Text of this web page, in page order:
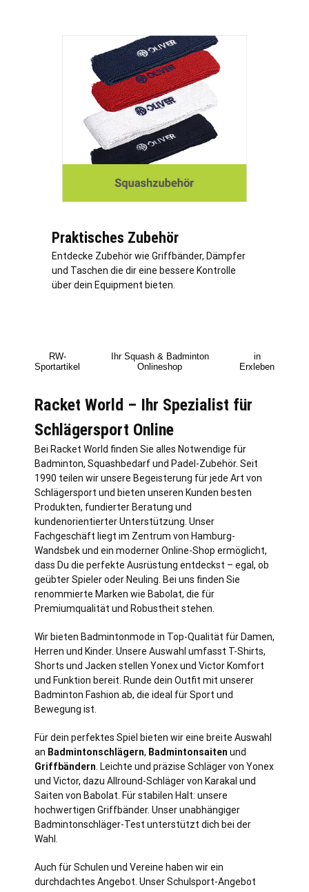
Praktisches Zubehör
Entdecke Zubehör wie Griffbänder, Dämpfer
und Taschen die dir eine bessere Kontrolle
über dein Equipment bieten.
RW-
Sportartikel
Ihr Squash & Badminton
Onlineshop
in
Erxleben
Racket World – Ihr Spezialist für
Schlägersport Online
Bei Racket World finden Sie alles Notwendige für
Badminton, Squashbedarf und Padel-Zubehör. Seit
1990 teilen wir unsere Begeisterung für jede Art von
Schlägersport und bieten unseren Kunden besten
Produkten, fundierter Beratung und
kundenorientierter Unterstützung. Unser
Fachgeschäft liegt im Zentrum von Hamburg-
Wandsbek und ein moderner Online-Shop ermöglicht,
dass Du die perfekte Ausrüstung entdeckst – egal, ob
geübter Spieler oder Neuling. Bei uns finden Sie
renommierte Marken wie Babolat, die für
Premiumqualität und Robustheit stehen.
Wir bieten Badmintonmode in Top-Qualität für Damen,
Herren und Kinder. Unsere Auswahl umfasst T-Shirts,
Shorts und Jacken stellen Yonex und Victor Komfort
und Funktion bereit. Runde dein Outfit mit unserer
Badminton Fashion ab, die ideal für Sport und
Bewegung ist.
Für dein perfektes Spiel bieten wir eine breite Auswahl
an Badmintonschlägern, Badmintonsaiten und
Griffbändern . Leichte und präzise Schläger von Yonex
und Victor, dazu Allround-Schläger von Karakal und
Saiten von Babolat. Für stabilen Halt: unsere
hochwertigen Griffbänder. Unser unabhängiger
Badmintonschläger-Test unterstützt dich bei der
Wahl.
Auch für Schulen und Vereine haben wir ein
durchdachtes Angebot. Unser Schulsport-Angebot